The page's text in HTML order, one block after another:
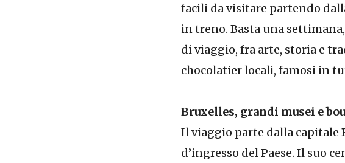
facili da visitare partendo
in treno. Basta una
di viaggio, fra arte, storia e
chocolatier locali, famosi in
Bruxelles, grandi musei e
Il viaggio parte dalla capitale
d’ingresso del Paese. Il suo